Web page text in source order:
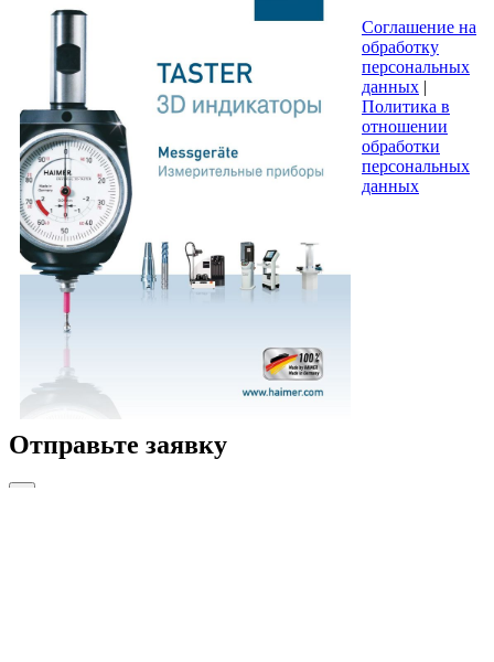
Соглашение на
обработку
персональных
данных |
Политика в
отношении
обработки
персональных
данных
Отправьте заявку